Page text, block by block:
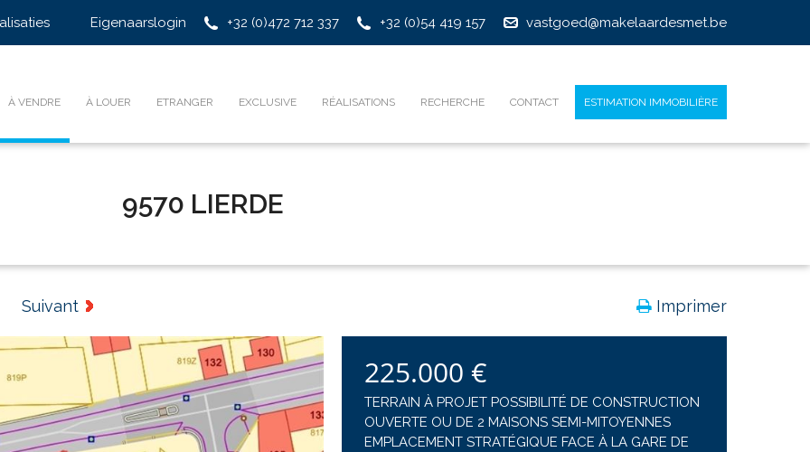
vastgoed@makelaardesmet.be
+32 (0)54 419 157
+32 (0)472 712 337
Eigenaarslogin
À VENDRE À LOUER ETRANGER EXCLUSIVE RÉALISATIONS RECHERCHE CONTACT ESTIMATION IMMOBILIÈRE
9570 LIERDE
Imprimer
Suivant
225.000 €
TERRAIN À PROJET POSSIBILITÉ DE CONSTRUCTION
OUVERTE OU DE 2 MAISONS SEMI-MITOYENNES
EMPLACEMENT STRATÉGIQUE FACE À LA GARE DE